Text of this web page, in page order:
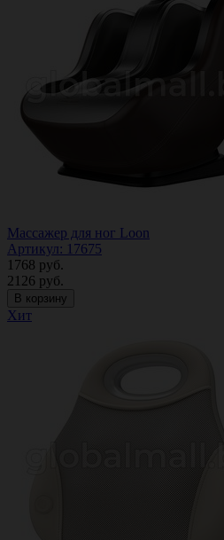
Массажер для ног Loon
Артикул: 17675
1768 руб.
2126 руб.
В корзину
Хит